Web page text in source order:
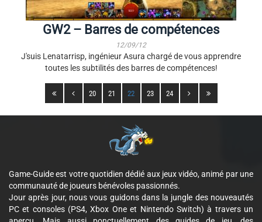
GW2 – Barres de compétences
12/09/12
J'suis Lenatarrisp, ingénieur Asura chargé de vous apprendre
toutes les subtilités des barres de compétences!
20 21 22 23 24
Game-Guide est votre quotidien dédié aux jeux vidéo, animé par une
communauté de joueurs bénévoles passionnés.
Jour après jour, nous vous guidons dans la jungle des nouveautés
PC et consoles (PS4, Xbox One et Nintendo Switch) à travers un